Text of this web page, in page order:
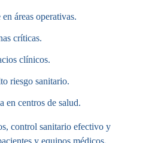
áreas operativas.
críticas.
clínicos.
riesgo sanitario.
en centros de salud.
control sanitario efectivo y
y equipos médicos.